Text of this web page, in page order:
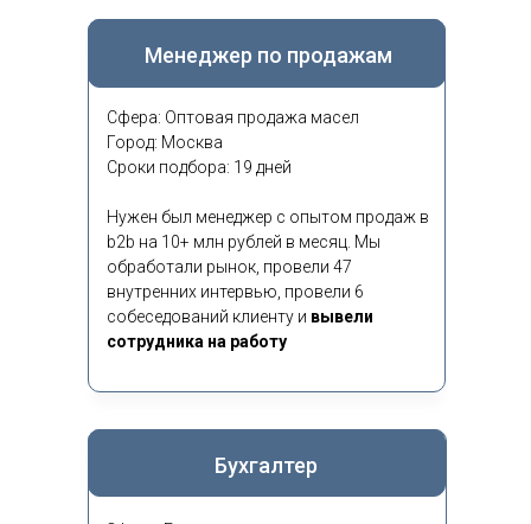
Менеджер по продажам
Сфера: Оптовая продажа масел
Город: Москва
Сроки подбора: 19 дней
Нужен был менеджер с опытом продаж в
b2b на 10+ млн рублей в месяц. Мы
обработали рынок, провели 47
внутренних интервью, провели 6
собеседований клиенту и вывели
сотрудника на работу
Бухгалтер